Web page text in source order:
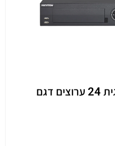
מערכת הקלטה אנולגית 24 ערוצים דגם